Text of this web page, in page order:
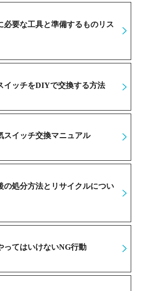
必要な工具と準備するものリス
イッチをDIYで交換する方法
スイッチ交換マニュアル
の処分方法とリサイクルについ
ってはいけないNG行動